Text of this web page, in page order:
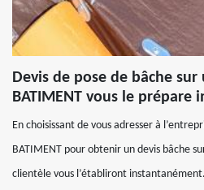
Devis de pose de bâche sur
BATIMENT vous le prépare
En choisissant de vous adresser à
BATIMENT pour obtenir un devis bâche
clientèle vous l’établiront